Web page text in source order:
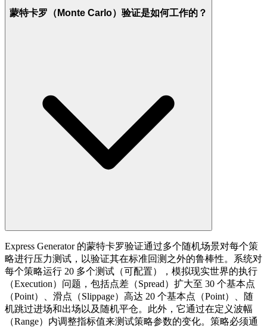
蒙特卡罗（Monte Carlo）验证是如何工作的？
Express Generator 的蒙特卡罗验证通过多个随机场景对每个策
略进行压力测试，以验证其在标准回测之外的鲁棒性。系统对
每个策略运行 20 多个测试（可配置），模拟现实世界的执行
（Execution）问题，包括点差（Spread）扩大至 30 个基本点
（Point）、滑点（Slippage）高达 20 个基本点（Point）、随
机跳过进场和出场以及随机平仓。此外，它通过在定义波幅
（Range）内调整指标值来测试策略参数的变化。策略必须通